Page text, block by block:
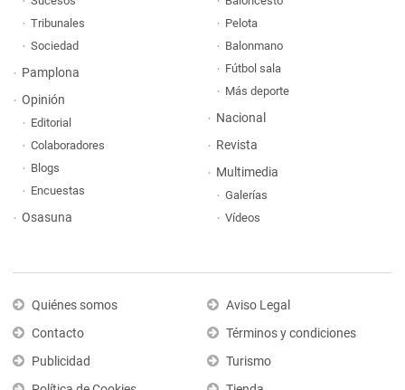
Tribunales
Sociedad
Pamplona
Opinión
Editorial
Colaboradores
Blogs
Encuestas
Osasuna
Pelota
Balonmano
Fútbol sala
Más deporte
Nacional
Revista
Multimedia
Galerías
Vídeos
Quiénes somos
Contacto
Publicidad
Aviso Legal
Términos y condiciones
Turismo